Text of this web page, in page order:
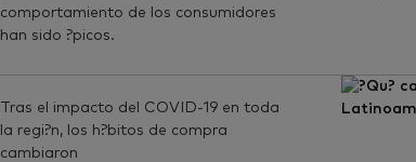
comportamiento de los consumidores
han sido ?picos.
Tras el impacto del COVID-19 en toda
la regi?n, los h?bitos de compra
cambiaron